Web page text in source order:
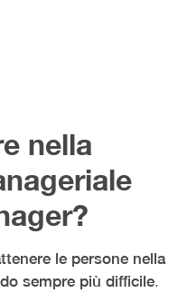
nella
le persone nella
sempre più difficile.